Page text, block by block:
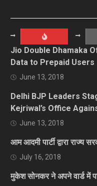
Jio Double Dhamaka
Data to Prepaid Users
June 13, 2018
Delhi BJP Leaders
Kejriwal’s Office
June 13, 2018
आम आदमी पार्टी द्वारा राज्य
July 16, 2018
मुकेश सोनकर ने अपने वार्ड में